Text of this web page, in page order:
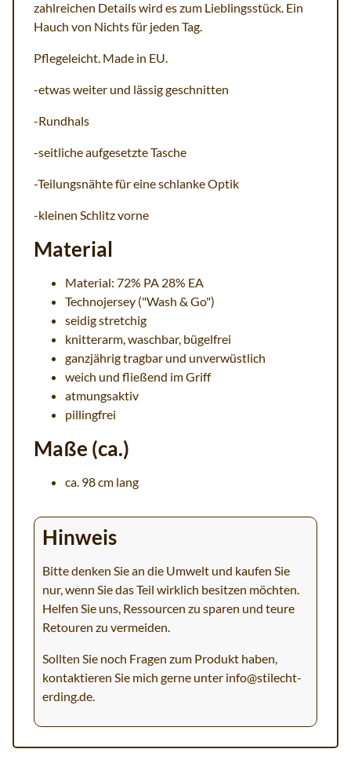
zahlreichen Details wird es zum Lieblingsstück. Ein
Hauch von Nichts für jeden Tag.
Pflegeleicht. Made in EU.
-etwas weiter und lässig geschnitten
-Rundhals
-seitliche aufgesetzte Tasche
-Teilungsnähte für eine schlanke Optik
-kleinen Schlitz vorne
Material
Material: 72% PA 28% EA
Technojersey ("Wash & Go")
seidig stretchig
knitterarm, waschbar, bügelfrei
ganzjährig tragbar und unverwüstlich
weich und fließend im Griff
atmungsaktiv
pillingfrei
Maße (ca.)
ca. 98 cm lang
Hinweis
Bitte denken Sie an die Umwelt und kaufen Sie
nur, wenn Sie das Teil wirklich besitzen möchten.
Helfen Sie uns, Ressourcen zu sparen und teure
Retouren zu vermeiden.
Sollten Sie noch Fragen zum Produkt haben,
kontaktieren Sie mich gerne unter info@stilecht-
erding.de.